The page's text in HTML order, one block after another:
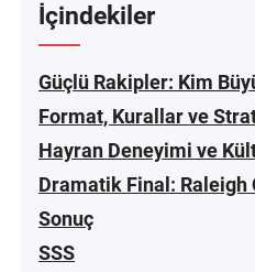
İçindekiler
Güçlü Rakipler: Kim
Format, Kurallar ve
Hayran Deneyimi ve
Dramatik Final: Raleigh
Sonuç
SSS